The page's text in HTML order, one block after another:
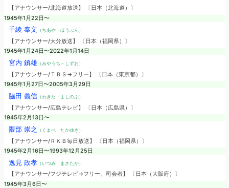
【アナウンサー/北海道放送】 〔日本（北海道）〕
1945年1月22日〜
千綾 奉文 （ちあや・ほうぶん）
【アナウンサー/大分放送】 〔日本（福岡県）〕
1945年1月24日〜2022年1月14日
宮内 鎮雄（みやうち・しずお）
【アナウンサー/ＴＢＳ→フリー】 〔日本（東京都）〕
1945年1月27日〜2005年3月29日
脇田 義信（わきた・よしのぶ）
【アナウンサー/広島テレビ】 〔日本（広島県）〕
1945年2月13日〜
隈部 崇之 （くまべ・たかゆき）
【アナウンサー/ＲＫＢ毎日放送】 〔日本（福岡県）〕
1945年2月16日〜1993年12月25日
逸見 政孝（いつみ・まさたか）
【アナウンサー/フジテレビ→フリー、司会者】 〔日本（大阪府）〕
1945年3月6日〜